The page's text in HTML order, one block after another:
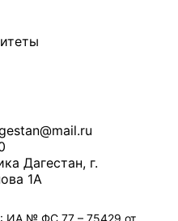
Дагестан, г.
1А
ИА № ФС 77 – 75429 от